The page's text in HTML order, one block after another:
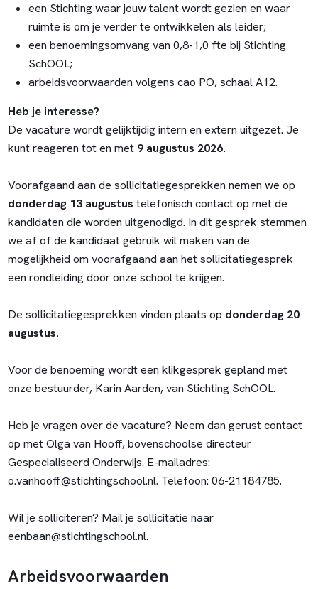
een Stichting waar jouw talent wordt gezien en waar
ruimte is om je verder te ontwikkelen als leider;
een benoemingsomvang van 0,8-1,0 fte bij Stichting
SchOOL;
arbeidsvoorwaarden volgens cao PO, schaal A12.
Heb je interesse?
De vacature wordt gelijktijdig intern en extern uitgezet. Je
kunt reageren tot en met 9 augustus 2026.
Voorafgaand aan de sollicitatiegesprekken nemen we op
donderdag 13 augustus telefonisch contact op met de
kandidaten die worden uitgenodigd. In dit gesprek stemmen
we af of de kandidaat gebruik wil maken van de
mogelijkheid om voorafgaand aan het sollicitatiegesprek
een rondleiding door onze school te krijgen.
De sollicitatiegesprekken vinden plaats op donderdag 20
augustus.
Voor de benoeming wordt een klikgesprek gepland met
onze bestuurder, Karin Aarden, van Stichting SchOOL.
Heb je vragen over de vacature? Neem dan gerust contact
op met Olga van Hooff, bovenschoolse directeur
Gespecialiseerd Onderwijs. E-mailadres:
o.vanhooff@stichtingschool.nl. Telefoon: 06-21184785.
Wil je solliciteren? Mail je sollicitatie naar
eenbaan@stichtingschool.nl.
Arbeidsvoorwaarden